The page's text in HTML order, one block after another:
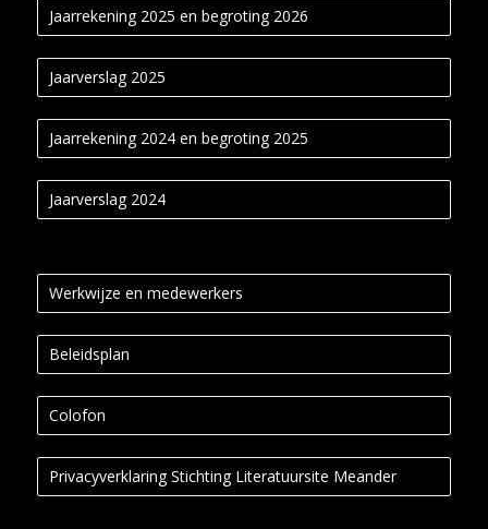
Jaarrekening 2025 en begroting 2026
Jaarverslag 2025
Jaarrekening 2024 en begroting 2025
Jaarverslag 2024
Werkwijze en medewerkers
Beleidsplan
Colofon
Privacyverklaring Stichting Literatuursite Meander